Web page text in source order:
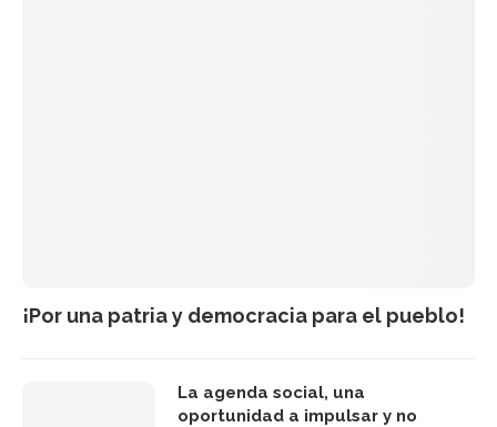
¡Por una patria y democracia para el pueblo!
La agenda social, una
oportunidad a impulsar y no